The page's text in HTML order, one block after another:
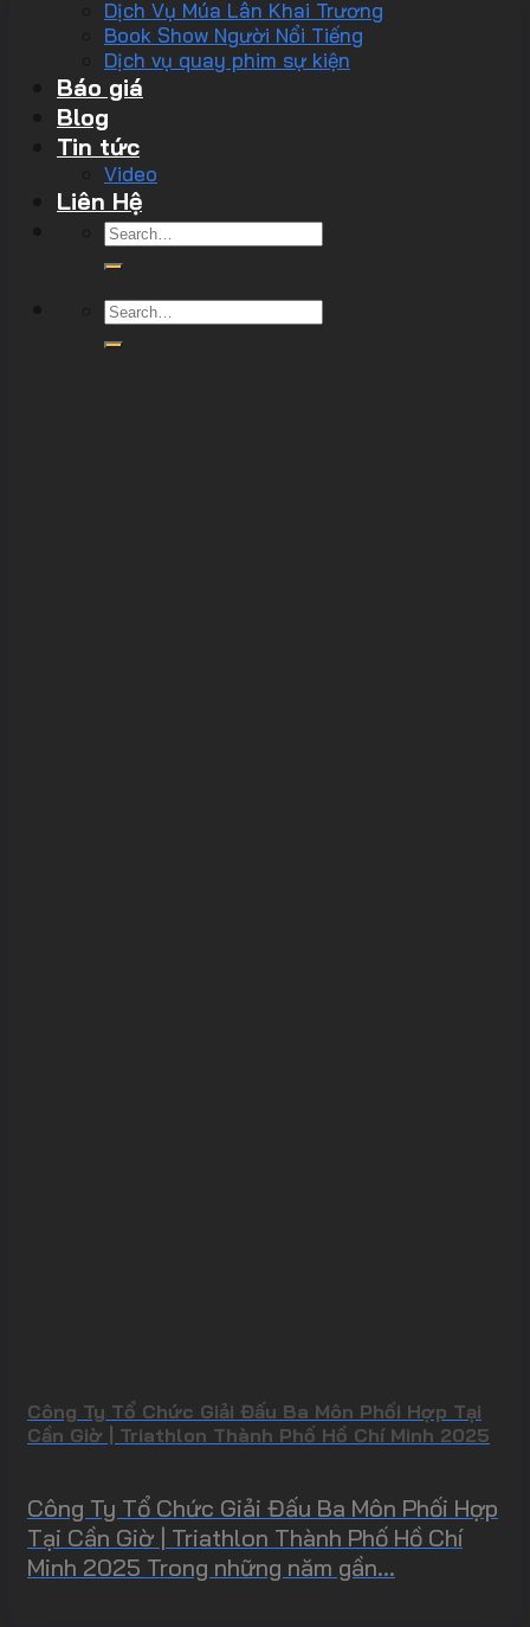
Dịch Vụ Múa Lân Khai Trương
Book Show Người Nổi Tiếng
Dịch vụ quay phim sự kiện
Báo giá
Blog
Tin tức
Video
Liên Hệ
Công Ty Tổ Chức Giải Đấu Ba Môn Phối Hợp Tại
Cần Giờ | Triathlon Thành Phố Hồ Chí Minh 2025
Công Ty Tổ Chức Giải Đấu Ba Môn Phối Hợp
Tại Cần Giờ | Triathlon Thành Phố Hồ Chí
Minh 2025 Trong những năm gần...